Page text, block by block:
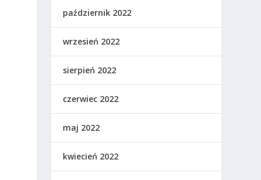
październik 2022
wrzesień 2022
sierpień 2022
czerwiec 2022
maj 2022
kwiecień 2022